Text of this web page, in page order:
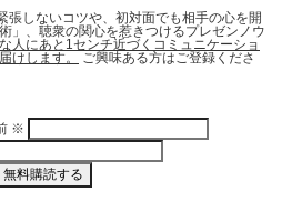
張しないコツや、初対面でも相手の心を開
」、聴衆の関心を惹きつけるプレゼンノウ
人にあと1センチ近づくコミュニケーショ
けします。
ご興味ある方はご登録くださ
※